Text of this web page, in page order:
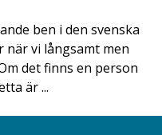
ben i den svenska
när vi långsamt men
det finns en person
är ...